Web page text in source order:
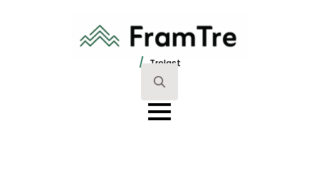
/ Trelast
Search
for: